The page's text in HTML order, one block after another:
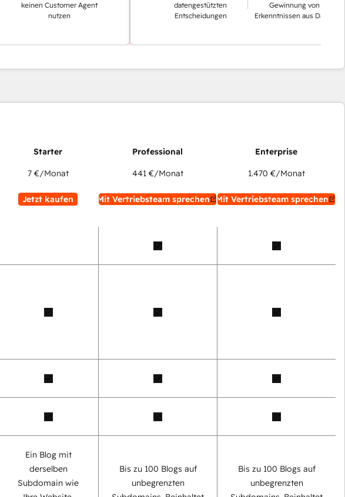
keinen Customer Agent
nutzen
datengestützten
Entscheidungen
Gewinnung von
Erkenntnissen aus Daten
7 €/Monat
Jetzt kaufen
441 €/Monat
Mit Vertriebsteam sprechen
1.470 €/Monat
Mit Vertriebsteam sprechen
Ein Blog mit
derselben
Subdomain wie
Bis zu 100 Blogs auf
unbegrenzten
Bis zu 100 Blogs auf
unbegrenzten